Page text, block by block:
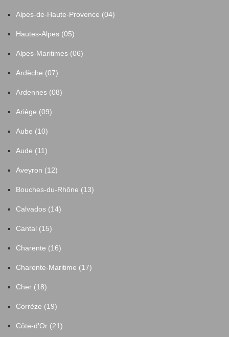
Alpes-de-Haute-Provence (04)
Hautes-Alpes (05)
Alpes-Maritimes (06)
Ardèche (07)
Ardennes (08)
Ariège (09)
Aube (10)
Aude (11)
Aveyron (12)
Bouches-du-Rhône (13)
Calvados (14)
Cantal (15)
Charente (16)
Charente-Maritime (17)
Cher (18)
Corrèze (19)
Côte-d'Or (21)